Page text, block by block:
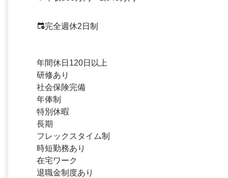
完全週休2日制
年間休日120日以上
研修あり
社会保険完備
年俸制
特別休暇
長期
フレックスタイム制
時短勤務あり
在宅ワーク
退職金制度あり